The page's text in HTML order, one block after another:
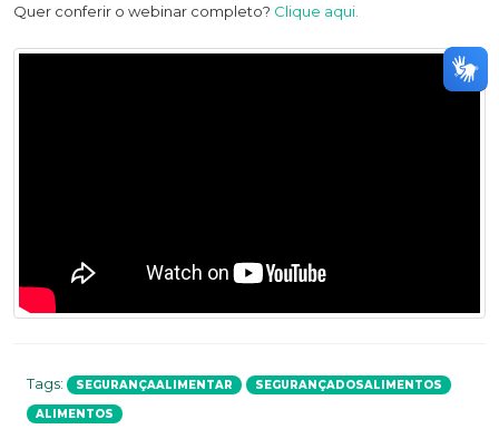
Quer conferir o webinar completo? Clique aqui.
Tags: SEGURANÇAALIMENTAR SEGURANÇADOSALIMENTOS
ALIMENTOS